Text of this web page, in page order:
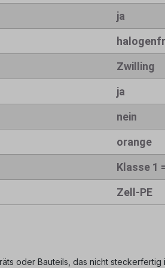
ja
Zwilling
ja
nein
orange
Klasse 1
Zell-PE
oder Bauteils, das nicht